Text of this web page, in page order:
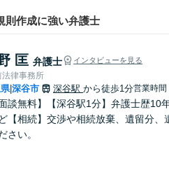
則作成に強い弁護士
匡 弁護士 インタビューを見る
法律事務所
|深谷市 深谷駅 から徒歩1分営業時間
面談無料】【深谷駅1分】弁護士歴10
【相続】交渉や相続放棄、遺留分
さい。